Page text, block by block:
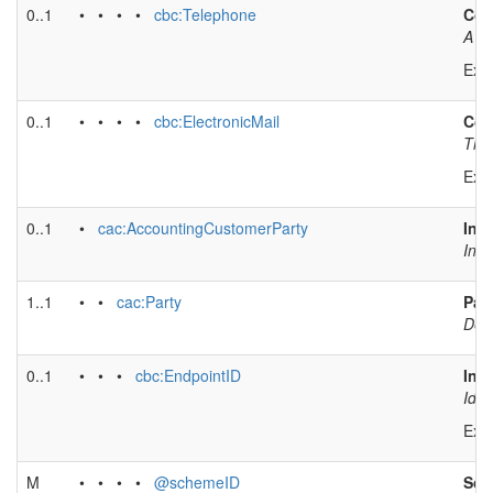
0..1 • • • • cbc:Telephone
A
0..1 • • • • cbc:ElectronicMail
0..1 • cac:AccountingCustomerParty
1..1 • • cac:Party
0..1 • • • cbc:EndpointID
M • • • • @schemeID